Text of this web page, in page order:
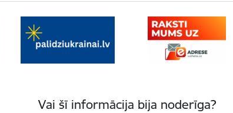
Vai šī informācija bija noderīga?